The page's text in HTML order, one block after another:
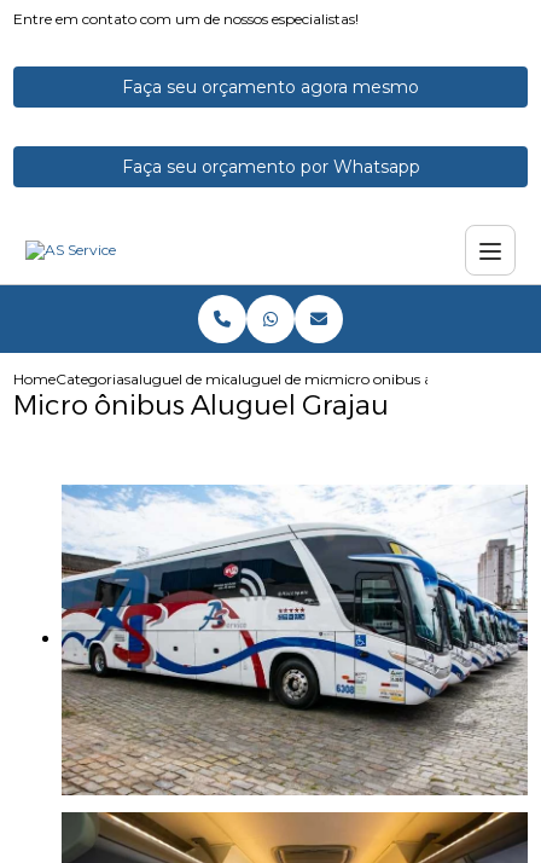
Entre em contato com um de nossos especialistas!
Faça seu orçamento agora mesmo
Faça seu orçamento por Whatsapp
HomeCategoriasaluguel de micro onibusaluguel de microonibus com motorista
micro onibus aluguel grajau
Micro ônibus Aluguel Grajau